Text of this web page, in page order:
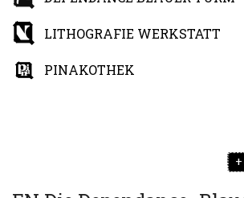
LITHOGRAFIE WERKSTATT
PINAKOTHEK